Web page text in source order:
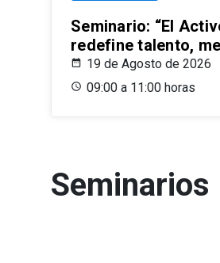
Seminario: “El
redefine talento,
19 de Agosto de 2026
09:00 a 11:00 horas
Seminarios